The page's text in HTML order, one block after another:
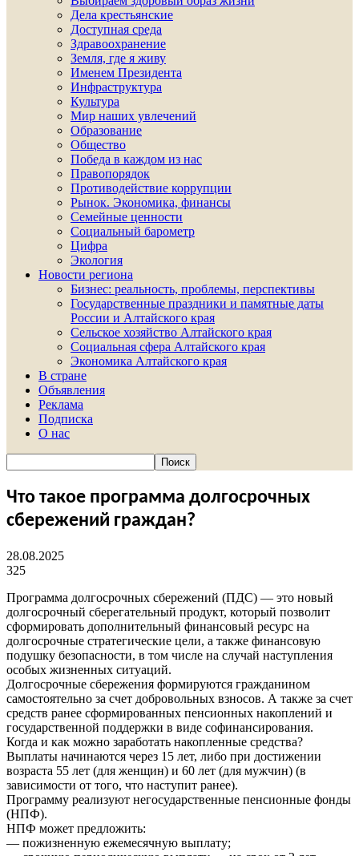
Дела крестьянские
Доступная среда
Здравоохранение
Земля, где я живу
Именем Президента
Инфраструктура
Культура
Мир наших увлечений
Образование
Общество
Победа в каждом из нас
Правопорядок
Противодействие коррупции
Рынок. Экономика, финансы
Семейные ценности
Социальный барометр
Цифра
Экология
Новости региона
Бизнес: реальность, проблемы, перспективы
Государственные праздники и памятные даты
России и Алтайского края
Сельское хозяйство Алтайского края
Социальная сфера Алтайского края
Экономика Алтайского края
В стране
Объявления
Реклама
Подписка
О нас
Что такое программа долгосрочных
сбережений граждан?
28.08.2025
325
Программа долгосрочных сбережений (ПДС) — это новый
долгосрочный сберегательный продукт, который позволит
сформировать дополнительный финансовый ресурс на
долгосрочные стратегические цели, а также финансовую
подушку безопасности, в том числе на случай наступления
особых жизненных ситуаций.
Долгосрочные сбережения формируются гражданином
самостоятельно за счет добровольных взносов. А также за счет
средств ранее сформированных пенсионных накоплений и
государственной поддержки в виде софинансирования.
Когда и как можно заработать накопленные средства?
Выплаты начинаются через 15 лет, либо при достижении
возраста 55 лет (для женщин) и 60 лет (для мужчин) (в
зависимости от того, что наступит ранее).
Программу реализуют негосударственные пенсионные фонды
(НПФ).
НПФ может предложить:
— пожизненную ежемесячную выплату;